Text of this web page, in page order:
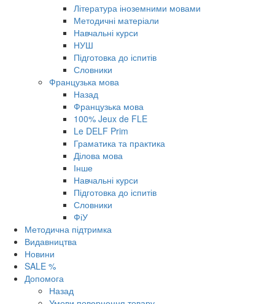
Література іноземними мовами
Методичні матеріали
Навчальні курси
НУШ
Підготовка до іспитів
Словники
Французька мова
Назад
Французька мова
100% Jeux de FLE
Le DELF Prim
Граматика та практика
Ділова мова
Інше
Навчальні курси
Підготовка до іспитів
Словники
ФіУ
Методична підтримка
Видавництва
Новини
SALE %
Допомога
Назад